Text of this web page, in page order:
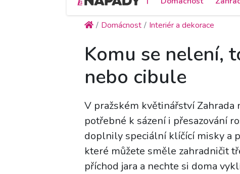
Domácnost Interiér a dekorace
Komu se nelení,
nebo cibule
V pražském květinářství
potřebné k sázení i přesazování
doplnily speciální klíčící misky a
které můžete směle zahradničit
příchod jara a nechte si doma